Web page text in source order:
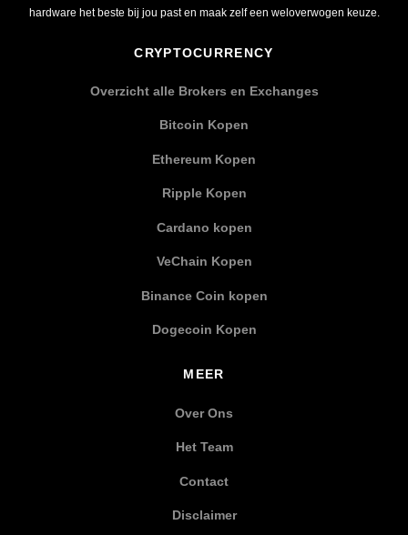
hardware het beste bij jou past en maak zelf een weloverwogen keuze.
CRYPTOCURRENCY
Overzicht alle Brokers en Exchanges
Bitcoin Kopen
Ethereum Kopen
Ripple Kopen
Cardano kopen
VeChain Kopen
Binance Coin kopen
Dogecoin Kopen
MEER
Over Ons
Het Team
Contact
Disclaimer